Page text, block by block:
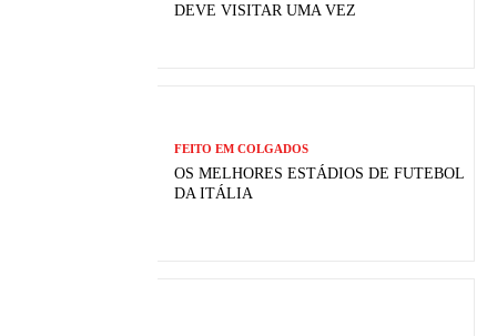
DEVE VISITAR UMA VEZ
FEITO EM COLGADOS
OS MELHORES ESTÁDIOS DE FUTEBOL
DA ITÁLIA